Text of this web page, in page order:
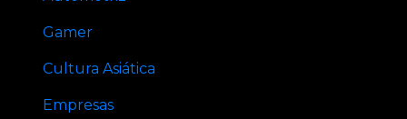
Gamer
Cultura Asiática
Empresas